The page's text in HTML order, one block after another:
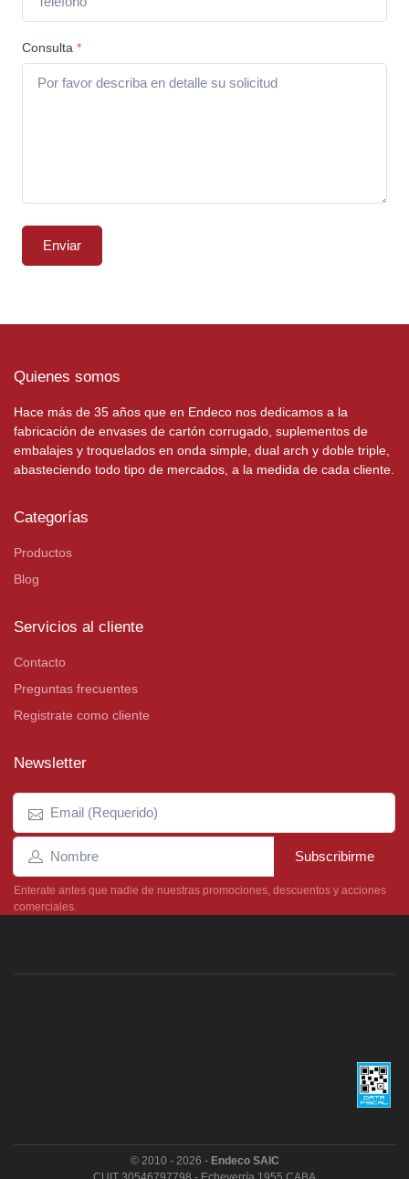
Consulta *
Enviar
Quienes somos
Hace más de 35 años que en Endeco nos dedicamos a la
fabricación de envases de cartón corrugado, suplementos de
embalajes y troquelados en onda simple, dual arch y doble triple,
abasteciendo todo tipo de mercados, a la medida de cada cliente.
Categorías
Productos
Blog
Servicios al cliente
Contacto
Preguntas frecuentes
Registrate como cliente
Newsletter
Subscribirme
Enterate antes que nadie de nuestras promociones, descuentos y acciones
comerciales.
© 2010 - 2026 - Endeco SAIC